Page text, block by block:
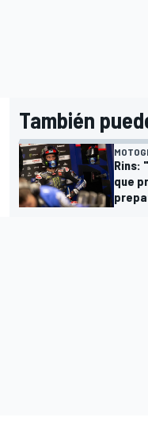
También
Rins:
que